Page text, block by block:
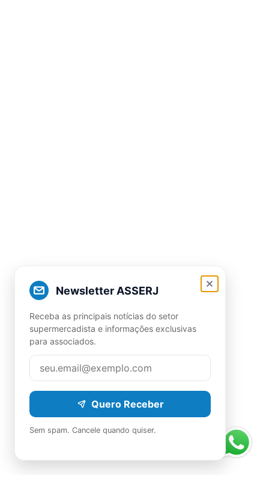
Newsletter ASSERJ
Receba as principais notícias do setor
supermercadista e informações exclusivas
para associados.
Quero Receber
Sem spam. Cancele quando quiser.